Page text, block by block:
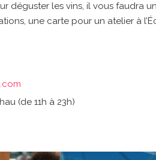
déguster les vins, il vous faudra un
une carte pour un atelier à
(de 11h à 23h)